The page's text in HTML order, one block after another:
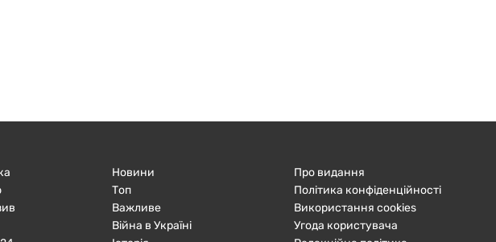
Новини
Топ
Важливе
Війна в Україні
Про видання
Політика конфіденційності
Використання cookies
Угода користувача